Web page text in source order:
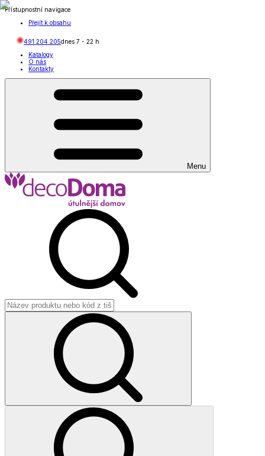
Přístupnostní navigace
Přejít k obsahu
491 204 205dnes 7 - 22 h
Katalogy
O nás
Kontakty
Menu